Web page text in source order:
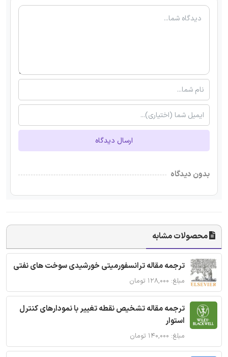
ارسال دیدگاه
بدون دیدگاه
محصولات مشابه
ترجمه مقاله ترانسفورمیتی خورشیدی سوخت های نفتی
مبلغ: ۱۲۸,۰۰۰ تومان
ترجمه مقاله تشخیص نقطه تغییر با نمودارهای کنترل
استوار
مبلغ: ۱۴۰,۰۰۰ تومان